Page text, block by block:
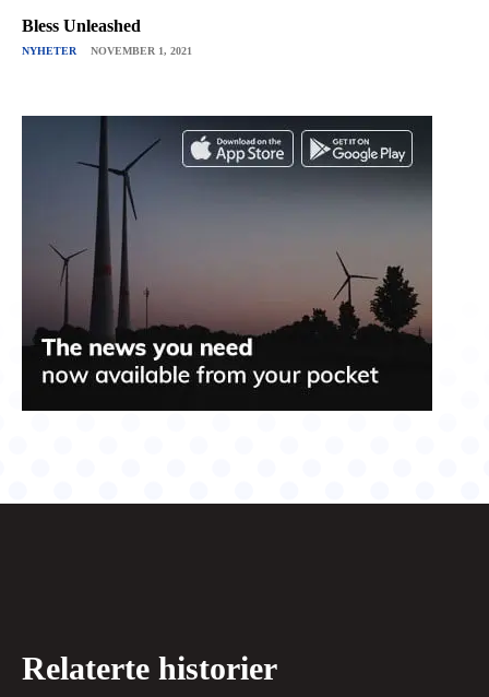
Bless Unleashed
NYHETER NOVEMBER 1, 2021
Relaterte historier